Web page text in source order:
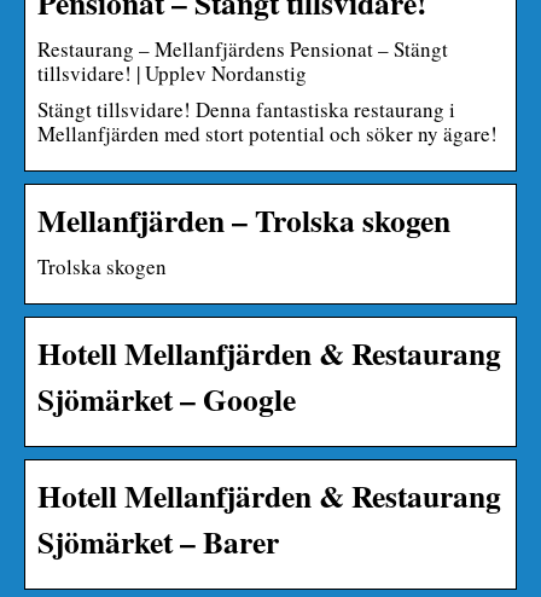
Restaurang – Mellanfjärdens Pensionat – Stängt
tillsvidare! | Upplev Nordanstig
Stängt tillsvidare! Denna fantastiska restaurang i
Mellanfjärden med stort potential och söker ny ägare!
Mellanfjärden – Trolska skogen
Trolska skogen
Hotell Mellanfjärden & Restaurang
Sjömärket – Google
Hotell Mellanfjärden & Restaurang
Sjömärket – Barer